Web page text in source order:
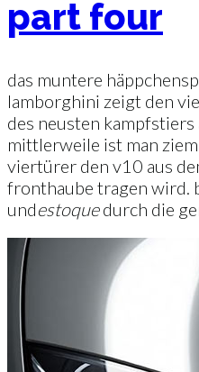
part four
das muntere
lamborghini zeigt den
des neusten kampfstiers
mittlerweile ist man
viertürer den v10 aus
fronthaube tragen wird.
undestoquedurch die